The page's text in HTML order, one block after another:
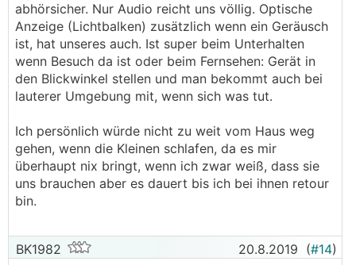
abhörsicher. Nur Audio reicht uns völlig. Optische
Anzeige (Lichtbalken) zusätzlich wenn ein Geräusch
ist, hat unseres auch. Ist super beim Unterhalten
wenn Besuch da ist oder beim Fernsehen: Gerät in
den Blickwinkel stellen und man bekommt auch bei
lauterer Umgebung mit, wenn sich was tut.
Ich persönlich würde nicht zu weit vom Haus weg
gehen, wenn die Kleinen schlafen, da es mir
überhaupt nix bringt, wenn ich zwar weiß, dass sie
uns brauchen aber es dauert bis ich bei ihnen retour
bin.
BK1982 20.8.2019 (#14)